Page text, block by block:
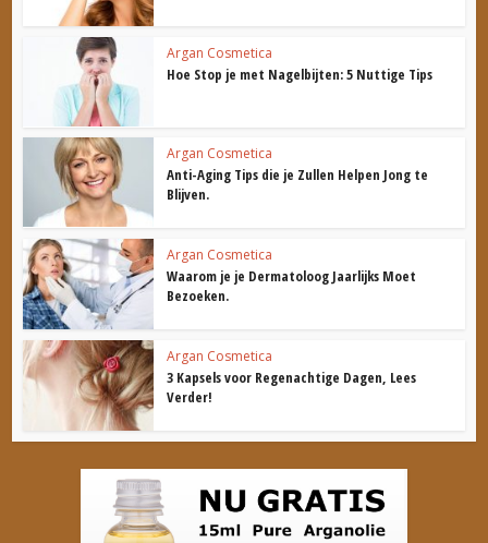
Argan Cosmetica
Hoe Stop je met Nagelbijten: 5 Nuttige Tips
Argan Cosmetica
Anti-Aging Tips die je Zullen Helpen Jong te
Blijven.
Argan Cosmetica
Waarom je je Dermatoloog Jaarlijks Moet
Bezoeken.
Argan Cosmetica
3 Kapsels voor Regenachtige Dagen, Lees
Verder!